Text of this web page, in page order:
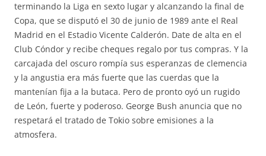
terminando la Liga en sexto lugar y alcanzando la final de
Copa, que se disputó el 30 de junio de 1989 ante el Real
Madrid en el Estadio Vicente Calderón. Date de alta en el
Club Cóndor y recibe cheques regalo por tus compras. Y la
carcajada del oscuro rompía sus esperanzas de clemencia
y la angustia era más fuerte que las cuerdas que la
mantenían fija a la butaca. Pero de pronto oyó un rugido
de León, fuerte y poderoso. George Bush anuncia que no
respetará el tratado de Tokio sobre emisiones a la
atmosfera.